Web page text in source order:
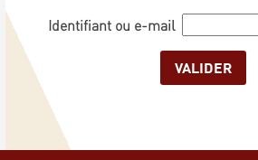
Identifiant ou e-mail